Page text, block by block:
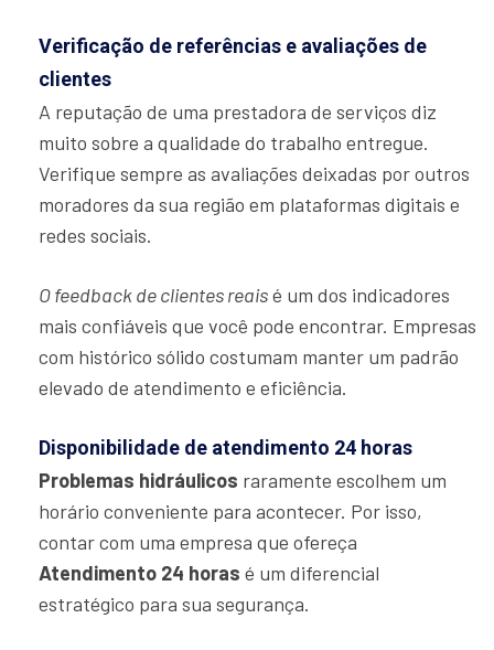
Verificação de referências e avaliações de
clientes
A reputação de uma prestadora de serviços diz
muito sobre a qualidade do trabalho entregue.
Verifique sempre as avaliações deixadas por outros
moradores da sua região em plataformas digitais e
redes sociais.
O feedback de clientes reaisé um dos indicadores
mais confiáveis que você pode encontrar. Empresas
com histórico sólido costumam manter um padrão
elevado de atendimento e eficiência.
Disponibilidade de atendimento 24 horas
Problemas hidráulicos raramente escolhem um
horário conveniente para acontecer. Por isso,
contar com uma empresa que ofereça
Atendimento 24 horas é um diferencial
estratégico para sua segurança.